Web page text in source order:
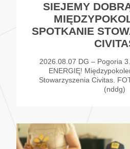
SIEJEMY
SPOTKANIE
2026.08.07 DG – Pogoria
ENERGIĘ!
Stowarzyszenia Civitas.
(nddg)